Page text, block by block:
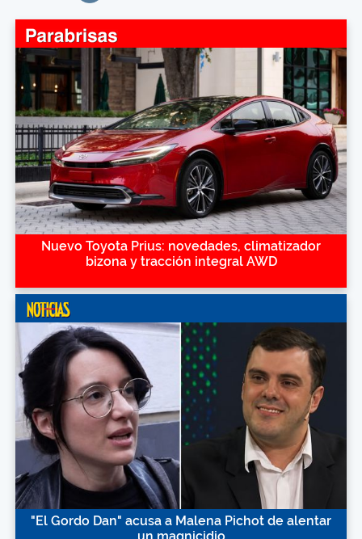
Nuevo Toyota Prius: novedades, climatizador
bizona y tracción integral AWD
"El Gordo Dan" acusa a Malena Pichot de alentar
un magnicidio